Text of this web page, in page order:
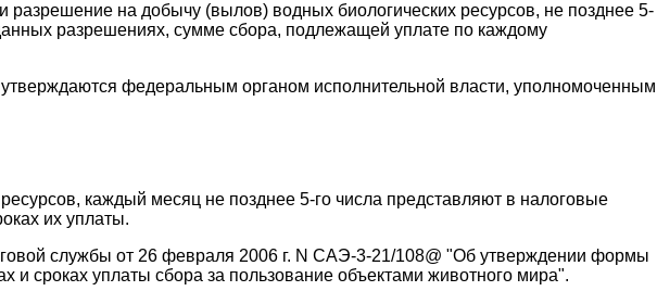
на добычу (вылов) водных биологических ресурсов, не позднее 5-
разрешениях, сумме сбора, подлежащей уплате по каждому
федеральным органом исполнительной власти, уполномоченным
каждый месяц не позднее 5-го числа представляют в налоговые
их уплаты.
службы от 26 февраля 2006 г. N САЭ-3-21/108@ "Об утверждении формы
сроках уплаты сбора за пользование объектами животного мира".